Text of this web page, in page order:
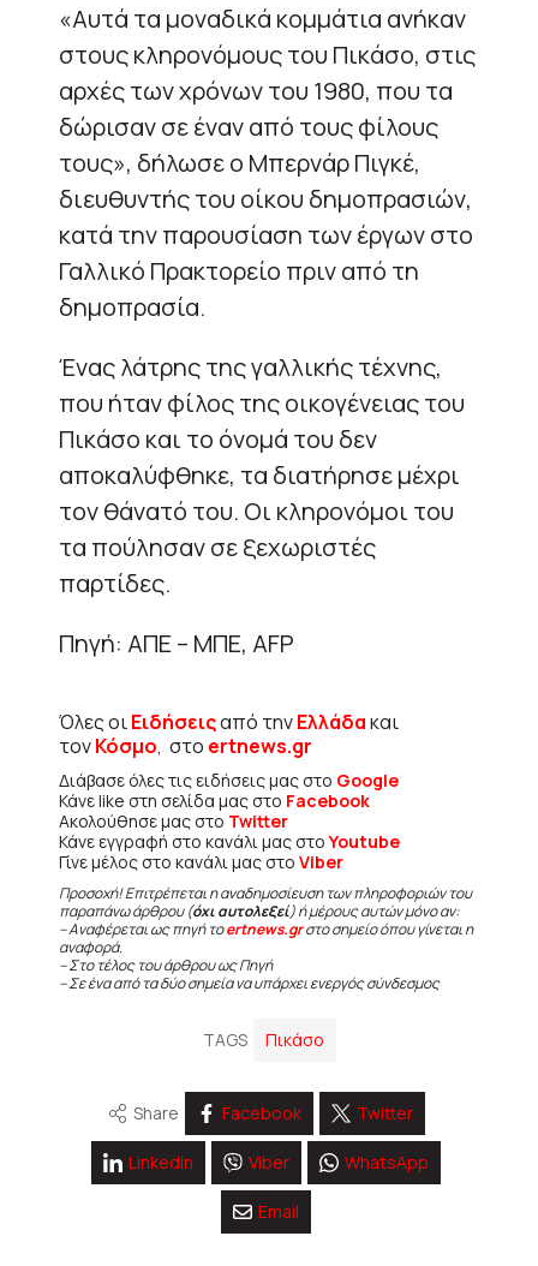
«Αυτά τα μοναδικά κομμάτια ανήκαν
στους κληρονόμους του Πικάσο, στις
αρχές των χρόνων του 1980, που τα
δώρισαν σε έναν από τους φίλους
τους», δήλωσε ο Μπερνάρ Πιγκέ,
διευθυντής του οίκου δημοπρασιών,
κατά την παρουσίαση των έργων στο
Γαλλικό Πρακτορείο πριν από τη
δημοπρασία.
Ένας λάτρης της γαλλικής τέχνης,
που ήταν φίλος της οικογένειας του
Πικάσο και το όνομά του δεν
αποκαλύφθηκε, τα διατήρησε μέχρι
τον θάνατό του. Οι κληρονόμοι του
τα πούλησαν σε ξεχωριστές
παρτίδες.
Πηγή: ΑΠΕ – ΜΠΕ, AFP
Όλες οιΕιδήσειςαπό τηνΕλλάδακαι
τονΚόσμο, στο ertnews.gr
Διάβασε όλες τις ειδήσεις μας στο Google
Κάνε like στη σελίδα μας στο Facebook
Ακολούθησε μας στο Twitter
Κάνε εγγραφή στο κανάλι μας στοYoutube
Γίνε μέλος στο κανάλι μας στο Viber
Προσοχή! Επιτρέπεται η αναδημοσίευση των πληροφοριών του
παραπάνω άρθρου (όχι αυτολεξεί) ή μέρους αυτών μόνο αν:
– Αναφέρεται ως πηγή τοertnews.grστο σημείο όπου γίνεται η
αναφορά.
– Στο τέλος του άρθρου ως Πηγή
– Σε ένα από τα δύο σημεία να υπάρχει ενεργός σύνδεσμος
TAGS Πικάσο
Share Facebook Twitter
Linkedin Viber WhatsApp
Email